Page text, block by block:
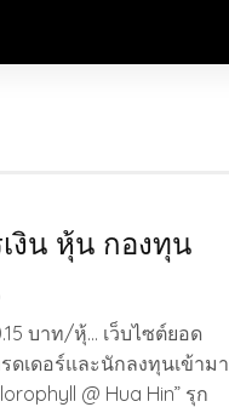
งิน หุ้น กองทุน
บาท/หุ้… เว็บไซต์ยอด
ดเดอร์และนักลงทุนเข้ามา
@ Hua Hin” รุก